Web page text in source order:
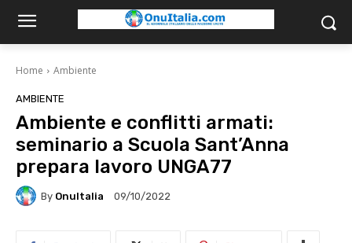
Home Ambiente
AMBIENTE
Ambiente e conflitti armati:
seminario a Scuola Sant’Anna
prepara lavoro UNGA77
By OnuItalia 09/10/2022